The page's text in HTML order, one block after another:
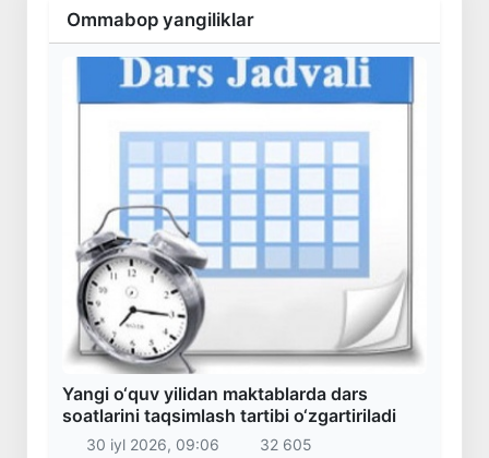
Ommabop yangiliklar
Yangi o‘quv yilidan maktablarda dars
soatlarini taqsimlash tartibi o‘zgartiriladi
30 iyl 2026, 09:06 32 605